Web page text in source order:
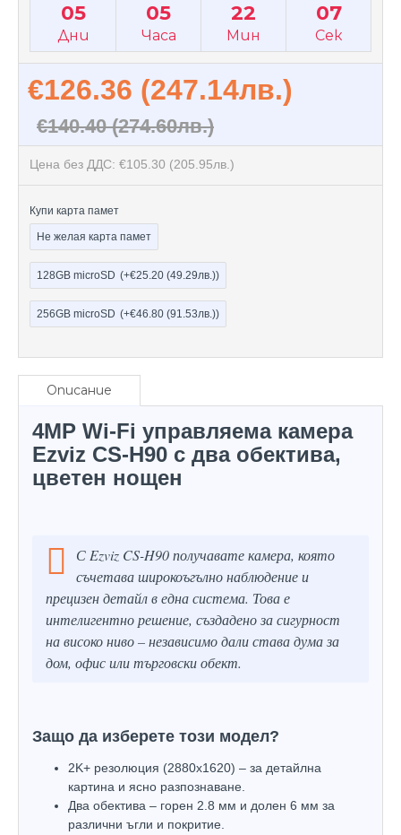
05
Дни
05
Часа
22
Мин
06
Сек
€140.40(274.60лв.)
€126.36 (247.14лв.)
Цена без ДДС: €105.30 (205.95лв.)
Купи карта памет
Не желая карта памет
128GB microSD (+€25.20 (49.29лв.))
256GB microSD (+€46.80 (91.53лв.))
Описание
4MP Wi-Fi управляема камера
Ezviz CS-H90 с два обектива,
цветен нощен
С Ezviz CS-H90 получавате камера, която
съчетава широкоъгълно наблюдение и
прецизен детайл в една система. Това е
интелигентно решение, създадено за сигурност
на високо ниво – независимо дали става дума за
дом, офис или търговски обект.
Защо да изберете този модел?
2K+ резолюция (2880x1620) – за детайлна
картина и ясно разпознаване.
Два обектива – горен 2.8 мм и долен 6 мм за
различни ъгли и покритие.